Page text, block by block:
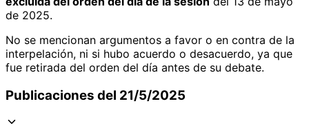
de 2025.
No se mencionan argumentos a favor o en contra de la
interpelación, ni si hubo acuerdo o desacuerdo, ya que
fue retirada del orden del día antes de su debate.
Publicaciones del 21/5/2025